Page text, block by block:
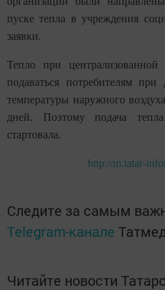
пуске тепла в учреждения
заявки.
Тепло при
подаваться потребителям при
температуры наружного
дней. Поэтому подача
стартовала.
http://m.tatar-
Следите за самым
Telegram-канале
Читайте новости